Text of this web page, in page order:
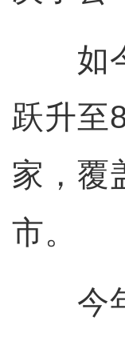
如今
跃升至
家，覆
市。
今年